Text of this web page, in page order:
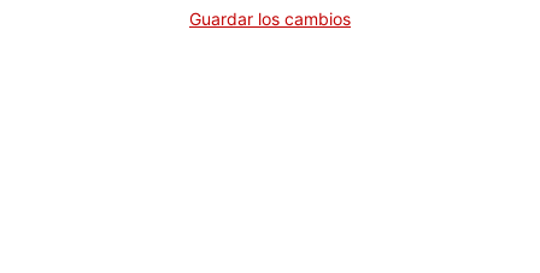
Carlos Bejarano Veiga
Guardar los cambios